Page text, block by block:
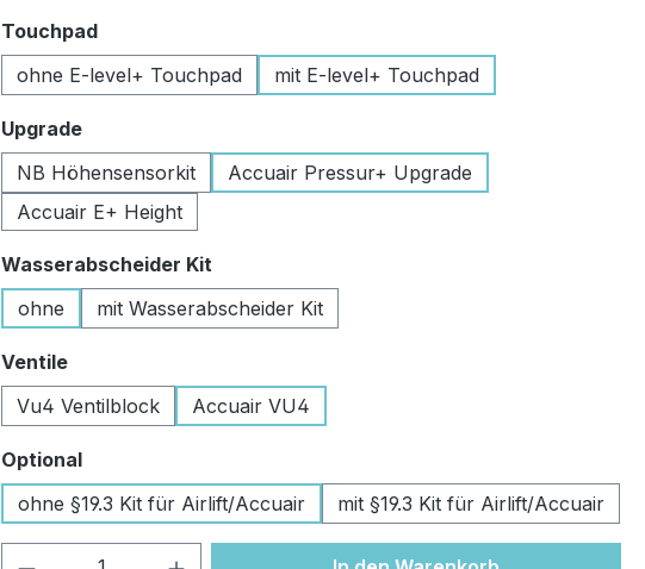
Touchpadauswählen
ohne E-level+ Touchpad
mit E-level+ Touchpad
Upgradeauswählen
NB Höhensensorkit
Accuair Pressur+ Upgrade
Accuair E+ Height
Wasserabscheider Kit
ohne
mit Wasserabscheider Kit
Ventileauswählen
Vu4 Ventilblock
Accuair VU4
Optionalauswählen
ohne §19.3 Kit für Airlift/Accuair
mit §19.3 Kit für Airlift/Accuair